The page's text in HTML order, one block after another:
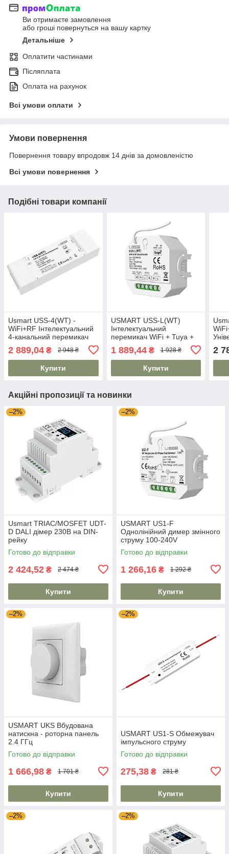
Ви отримаєте замовлення
або гроші повернуться на вашу картку
Детальніше
Оплатити частинами
Післяплата
Оплата на рахунок
Всі умови оплати
Умови повернення
Повернення товару впродовж 14 днів за домовленістю
Всі умови повернення
Подібні товари компанії
Usmart USS-4(WT) -
WiFi+RF Інтелектуальний
4-канальний перемикач
2 889,04 ₴ 2 948 ₴
Купити
USMART USS-L(WT)
Інтелектуальний
перемикач WiFi + Tuya +
1 889,44₴ 1 928 ₴
Купити
2
Акційні пропозиції та новинки
–2%
Usmart TRIAC/MOSFET UDT-
D DALI дімер 230В на DIN-
рейку
Готово до відправки
2 424,52 ₴ 2 474 ₴
Купити
–2%
USMART US1-F
Однолінійний димер змінного
струму 100-240V
Готово до відправки
1 266,16 ₴ 1 292 ₴
Купити
–2%
USMART UKS Вбудована
натискна - роторна панель
2.4 ГГц
Готово до відправки
1 666,98 ₴ 1 701 ₴
Купити
–2%
USMART US1-S Обмежувач
імпульсного струму
Готово до відправки
275,38 ₴ 281 ₴
Купити
–2% –2%